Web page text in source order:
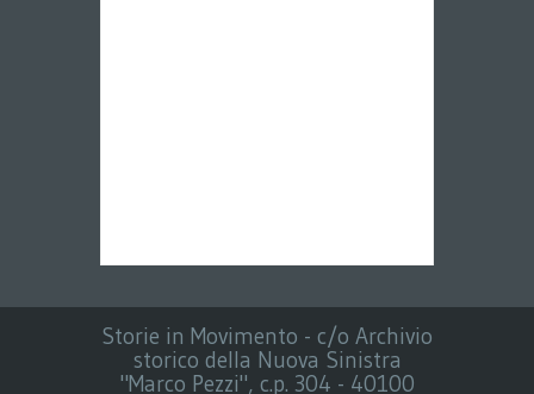
Storie in Movimento - c/o Archivio
storico della Nuova Sinistra
"Marco Pezzi", c.p. 304 - 40100